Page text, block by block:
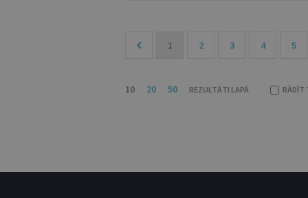
1 2 3 4 5
10 20 50 REZULTĀTI LAPĀ RĀDĪT